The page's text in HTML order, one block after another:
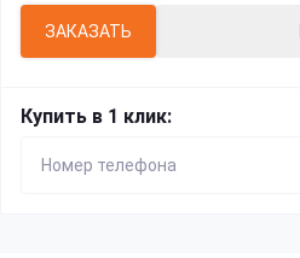
ЗАКАЗАТЬ
Купить в 1 клик: